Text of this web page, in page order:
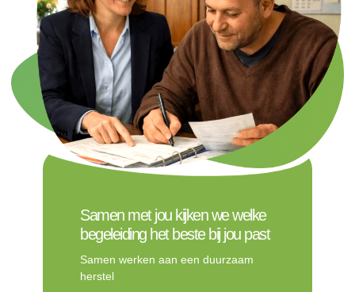
Samen met jou kijken we welke
begeleiding het beste bij jou past
Samen werken aan een duurzaam
herstel